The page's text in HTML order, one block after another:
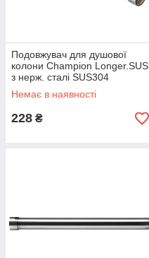
Подовжувач для душової
колони Champion Longer.SUS
з нерж. сталі SUS304
(CH0339)
Немає в наявності
228 ₴